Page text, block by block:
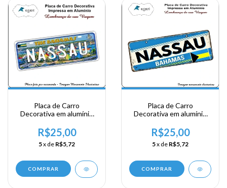
Placa de Carro
Decorativa em alumínio
The Bahamas - Nassau
R$25,00
5x de R$5,72
COMPRAR
Placa de Carro
Decorativa em alumínio
The Bahamas - Nassau
R$25,00
5x de R$5,72
COMPRAR